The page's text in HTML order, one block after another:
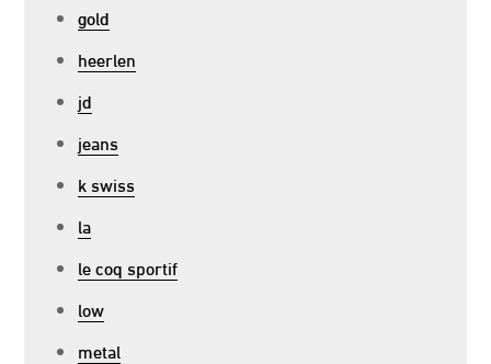
gold
heerlen
jd
jeans
k swiss
la
le coq sportif
low
metal